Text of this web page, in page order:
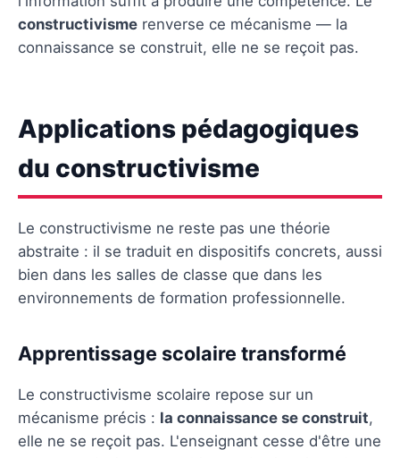
Avantages du constructivisme en éducation
Questions fréquentes
constructivisme renverse ce mécanisme — la
connaissance se construit, elle ne se reçoit pas.
Applications pédagogiques
du constructivisme
Le constructivisme ne reste pas une théorie
abstraite : il se traduit en dispositifs concrets, aussi
bien dans les salles de classe que dans les
environnements de formation professionnelle.
Apprentissage scolaire transformé
Le constructivisme scolaire repose sur un
mécanisme précis : la connaissance se construit,
elle ne se reçoit pas. L'enseignant cesse d'être une